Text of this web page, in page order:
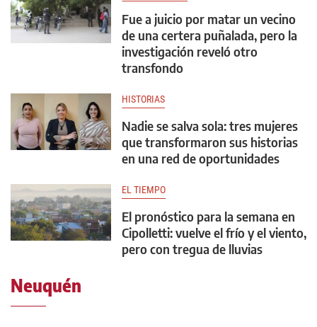
Fue a juicio por matar un vecino
de una certera puñalada, pero la
investigación reveló otro
transfondo
HISTORIAS
Nadie se salva sola: tres mujeres
que transformaron sus historias
en una red de oportunidades
EL TIEMPO
El pronóstico para la semana en
Cipolletti: vuelve el frío y el viento,
pero con tregua de lluvias
Neuquén